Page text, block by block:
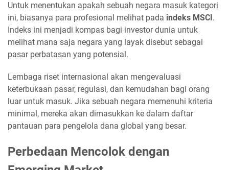
Untuk menentukan apakah sebuah negara masuk kategori
ini, biasanya para profesional melihat pada indeks MSCI.
Indeks ini menjadi kompas bagi investor dunia untuk
melihat mana saja negara yang layak disebut sebagai
pasar perbatasan yang potensial.
Lembaga riset internasional akan mengevaluasi
keterbukaan pasar, regulasi, dan kemudahan bagi orang
luar untuk masuk. Jika sebuah negara memenuhi kriteria
minimal, mereka akan dimasukkan ke dalam daftar
pantauan para pengelola dana global yang besar.
Perbedaan Mencolok dengan